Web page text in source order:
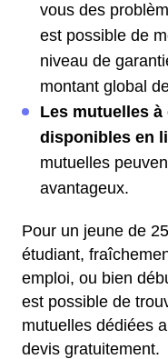
vous des
est possible de
niveau de
montant global
Les mutuelles
disponibles en
mutuelles
avantageux.
Pour un jeune de
étudiant,
emploi, ou bien
est possible de
mutuelles dédiées
devis gratuitement.